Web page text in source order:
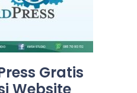
Gratis